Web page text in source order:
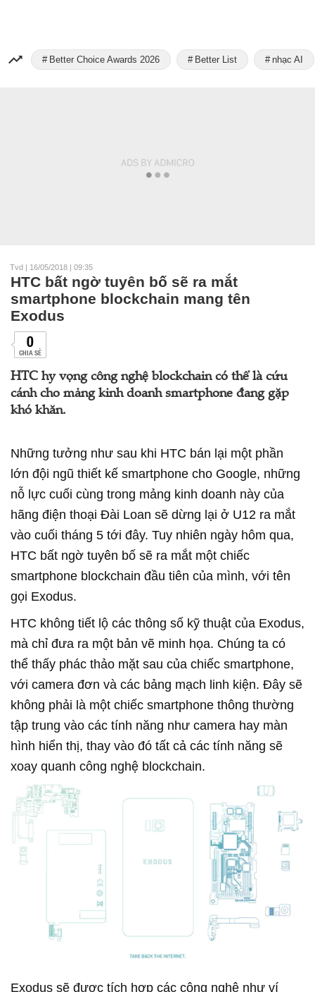
Better Choice Awards 2026 Better List nhạc AI
Tvd | 16/05/2018 | 09:35
HTC bất ngờ tuyên bố sẽ ra mắt
smartphone blockchain mang tên
Exodus
0
CHIA SẺ
HTC hy vọng công nghệ blockchain có thể là cứu
cánh cho mảng kinh doanh smartphone đang gặp
khó khăn.
Những tưởng như sau khi HTC bán lại một phần
lớn đội ngũ thiết kế smartphone cho Google, những
nỗ lực cuối cùng trong mảng kinh doanh này của
hãng điện thoại Đài Loan sẽ dừng lại ở U12 ra mắt
vào cuối tháng 5 tới đây. Tuy nhiên ngày hôm qua,
HTC bất ngờ tuyên bố sẽ ra mắt một chiếc
smartphone blockchain đầu tiên của mình, với tên
gọi Exodus.
HTC không tiết lộ các thông số kỹ thuật của Exodus,
mà chỉ đưa ra một bản vẽ minh họa. Chúng ta có
thể thấy phác thảo mặt sau của chiếc smartphone,
với camera đơn và các bảng mạch linh kiện. Đây sẽ
không phải là một chiếc smartphone thông thường
tập trung vào các tính năng như camera hay màn
hình hiển thị, thay vào đó tất cả các tính năng sẽ
xoay quanh công nghệ blockchain.
Exodus sẽ được tích hợp các công nghệ như ví